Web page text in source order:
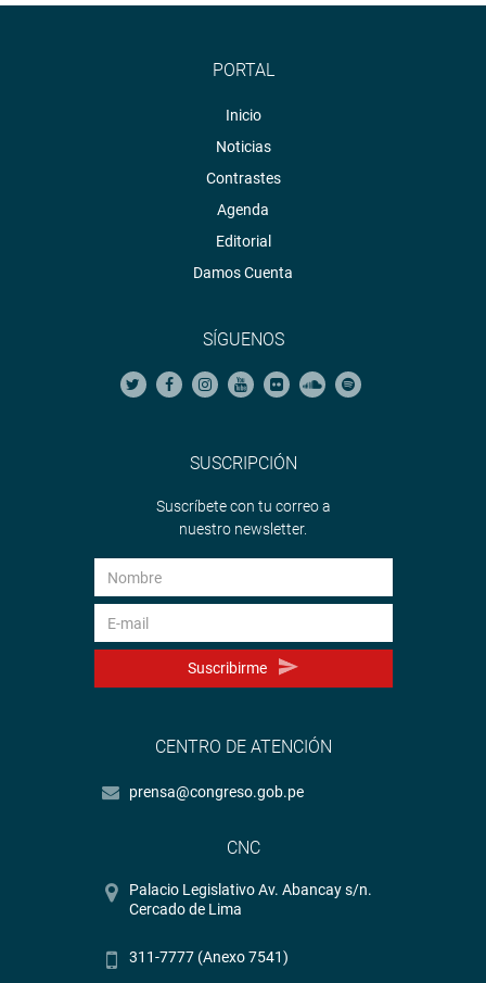
PORTAL
Inicio
Noticias
Contrastes
Agenda
Editorial
Damos Cuenta
SÍGUENOS
SUSCRIPCIÓN
Suscríbete con tu correo a
nuestro newsletter.
Suscribirme
CENTRO DE ATENCIÓN
prensa@congreso.gob.pe
CNC
Palacio Legislativo Av. Abancay s/n.
Cercado de Lima
311-7777 (Anexo 7541)